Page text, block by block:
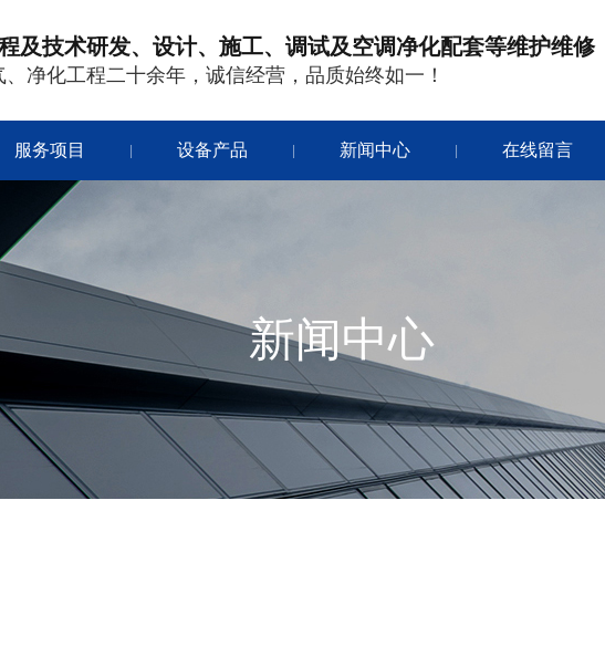
及技术研发、设计、施工、调试及空调净化配套等维护维修
净化工程二十余年，诚信经营，品质始终如一！
服务项目 | 设备产品 | 新闻中心 | 在线留言
新闻中心